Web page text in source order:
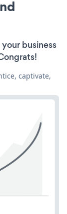
business
captivate,